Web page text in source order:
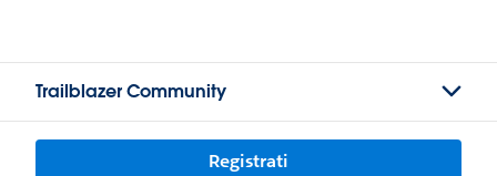
Trailblazer Community
Registrati